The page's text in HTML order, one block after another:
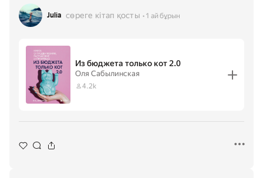
Julia сөреге кітап қосты 1 ай бұрын
Из бюджета только кот 2.0
Оля Сабылинская
4.2k